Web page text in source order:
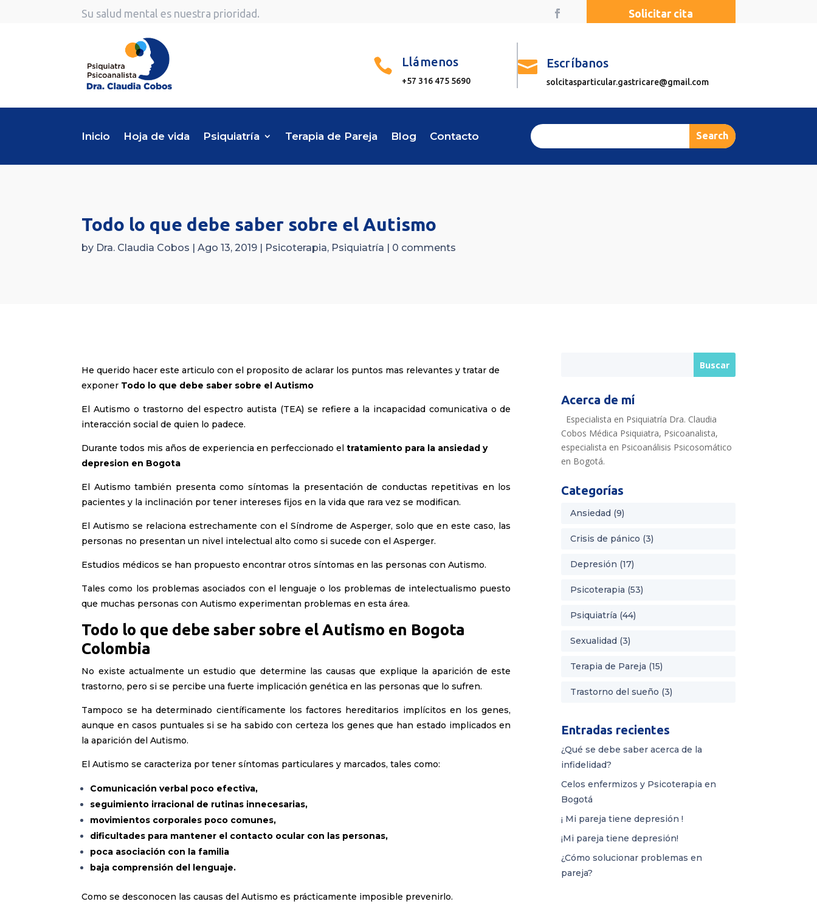
Su salud mental es nuestra prioridad. Solicitar cita
 Llámenos
+57 316 475 5690
 Escríbanos
solcitasparticular.gastricare@gmail.com
Inicio Hoja de vida Psiquiatría Terapia de Pareja Blog Contacto
Todo lo que debe saber sobre el Autismo
by Dra. Claudia Cobos |Ago 13, 2019 Psicoterapia, Psiquiatría 0 comments
He querido hacer este articulo con el proposito de aclarar los puntos mas relevantes y tratar de
exponer Todo lo que debe saber sobre el Autismo
El Autismo o trastorno del espectro autista (TEA) se refiere a la incapacidad comunicativa o de
interacción social de quien lo padece.
Durante todos mis años de experiencia en perfeccionado eltratamiento para la ansiedad y
depresion en Bogota
El Autismo también presenta como síntomas la presentación de conductas repetitivas en los
pacientes y la inclinación por tener intereses fijos en la vida que rara vez se modifican.
El Autismo se relaciona estrechamente con el Síndrome de Asperger, solo que en este caso, las
personas no presentan un nivel intelectual alto como si sucede con el Asperger.
Estudios médicos se han propuesto encontrar otros síntomas en las personas con Autismo.
Tales como los problemas asociados con el lenguaje o los problemas de intelectualismo puesto
que muchas personas con Autismo experimentan problemas en esta área.
Todo lo que debe saber sobre el Autismo en Bogota
Colombia
No existe actualmente un estudio que determine las causas que explique la aparición de este
trastorno, pero si se percibe una fuerte implicación genética en las personas que lo sufren.
Tampoco se ha determinado científicamente los factores hereditarios implícitos en los genes,
aunque en casos puntuales si se ha sabido con certeza los genes que han estado implicados en
la aparición del Autismo.
El Autismo se caracteriza por tener síntomas particulares y marcados, tales como:
Comunicación verbal poco efectiva,
seguimiento irracional de rutinas innecesarias,
movimientos corporales poco comunes,
dificultades para mantener el contacto ocular con las personas,
poca asociación con la familia
baja comprensión del lenguaje.
Como se desconocen las causas del Autismo es prácticamente imposible prevenirlo.
Acerca de mí
Especialista en Psiquiatría Dra. Claudia
Cobos Médica Psiquiatra, Psicoanalista,
especialista en Psicoanálisis Psicosomático
en Bogotá.
Categorías
Ansiedad (9)
Crisis de pánico (3)
Depresión (17)
Psicoterapia (53)
Psiquiatría (44)
Sexualidad (3)
Terapia de Pareja (15)
Trastorno del sueño (3)
Entradas recientes
¿Qué se debe saber acerca de la
infidelidad?
Celos enfermizos y Psicoterapia en
Bogotá
¡ Mi pareja tiene depresión !
¡Mi pareja tiene depresión!
¿Cómo solucionar problemas en
pareja?